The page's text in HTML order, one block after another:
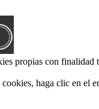
propias con finalidad
haga clic en el